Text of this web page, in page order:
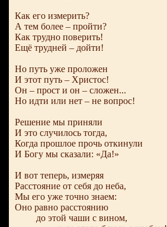
Как его измерить?
А тем более – пройти?
Как трудно поверить!
Ещё трудней – дойти!
Но путь уже проложен
И этот путь – Христос!
Он – прост и он – сложен...
Но идти или нет – не вопрос!
Решение мы приняли
И это случилось тогда,
Когда прошлое прочь откинули
И Богу мы сказали: «Да!»
И вот теперь, измеряя
Расстояние от себя до неба,
Мы его уже точно знаем:
Оно равно расстоянию
до этой чаши с вином,